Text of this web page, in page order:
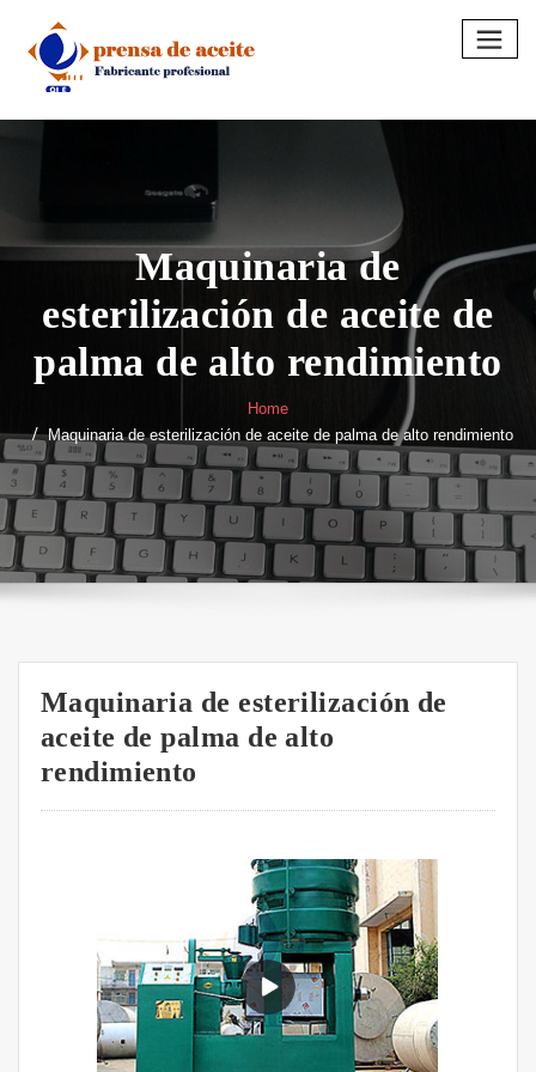
content
Maquinaria de
esterilización de aceite de
palma de alto rendimiento
Home
Maquinaria de esterilización de aceite de palma de alto rendimiento
Maquinaria de esterilización de
aceite de palma de alto
rendimiento